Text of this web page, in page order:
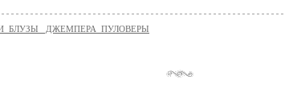
_ДЖЕМПЕРА_ПУЛОВЕРЫ